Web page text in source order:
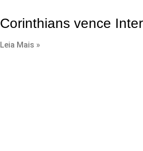
Corinthians vence
Leia Mais »